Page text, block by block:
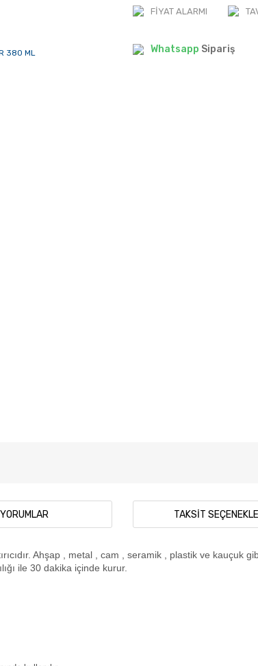
FIYAT ALARMI
Whatsapp Sipariş
YORUMLAR TAKSIT
Ahşap , metal , cam , seramik , plastik ve kauçuk
ile 30 dakika içinde kurur.